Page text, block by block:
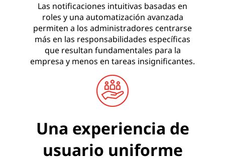
Las notificaciones intuitivas basadas en
roles y una automatización avanzada
permiten a los administradores centrarse
más en las responsabilidades específicas
que resultan fundamentales para la
empresa y menos en tareas insignificantes.
Una experiencia de
usuario uniforme